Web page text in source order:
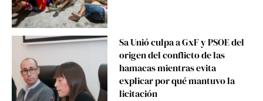
Sa Unió culpa a GxF y PSOE del
origen del conflicto de las
hamacas mientras evita
explicar por qué mantuvo la
licitación